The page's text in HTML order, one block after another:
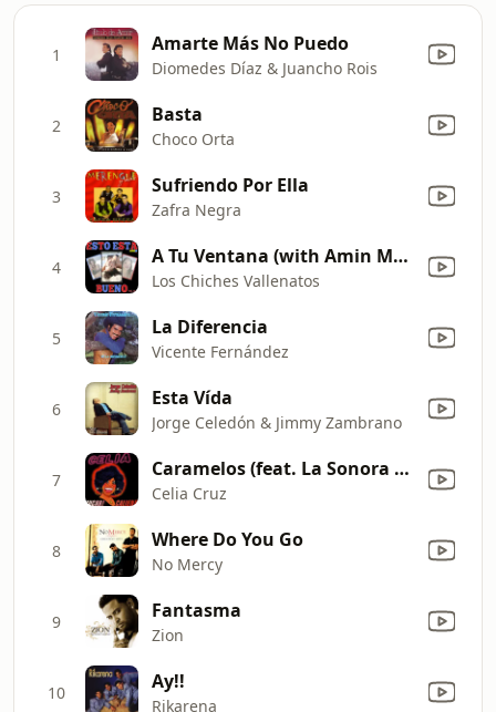
1 Amarte Más No Puedo
Diomedes Díaz & Juancho Rois
2 Basta
Choco Orta
3 Sufriendo Por Ella
Zafra Negra
4 A Tu Ventana (with Amin Martinez)
Los Chiches Vallenatos
5 La Diferencia
Vicente Fernández
6 Esta Vída
Jorge Celedón & Jimmy Zambrano
7 Caramelos (feat. La Sonora Matancera)
Celia Cruz
8 Where Do You Go
No Mercy
9 Fantasma
Zion
10 Ay!!
Rikarena